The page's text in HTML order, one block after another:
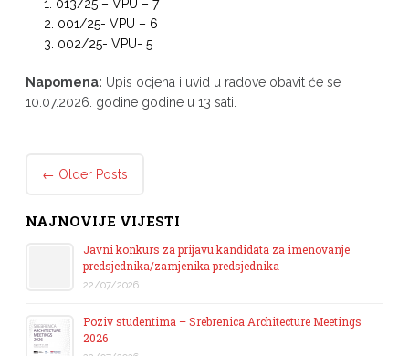
013/25 – VPU – 7
001/25- VPU – 6
002/25- VPU- 5
Napomena: Upis ocjena i uvid u radove obavit će se
10.07.2026. godine godine u 13 sati.
Post navigation
← Older Posts
NAJNOVIJE VIJESTI
Javni konkurs za prijavu kandidata za imenovanje
predsjednika/zamjenika predsjednika
22/07/2026
Poziv studentima – Srebrenica Architecture Meetings
2026